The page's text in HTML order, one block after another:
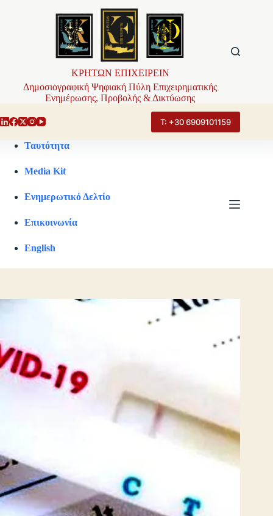
ΚΡΗΤΩΝ ΕΠΙΧΕΙΡΕΙΝ
Δημοσιογραφική Ψηφιακή Πύλη Επιχειρηματικής
Ενημέρωσης, Προβολής & Δικτύωσης
Τ: +30 6909101159
Ταυτότητα
Media Kit
Ενημερωτικό Δελτίο
Επικοινωνία
English